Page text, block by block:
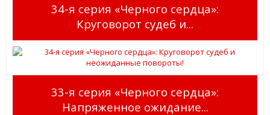
34-я серия «Черного сердца»:
Круговорот судеб и...
33-я серия «Черного сердца»:
Напряженное ожидание...